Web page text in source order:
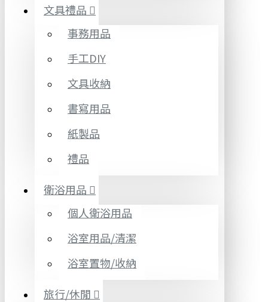
文具禮品
事務用品
手工DIY
文具收納
書寫用品
紙製品
禮品
衛浴用品
個人衛浴用品
浴室用品/清潔
浴室置物/收納
旅行/休閒